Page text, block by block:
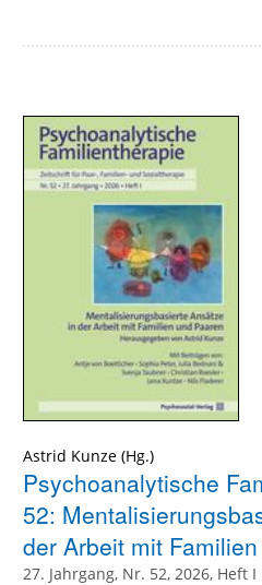
Astrid Kunze
Psychoanalytische
52:
der Arbeit mit
27. Jahrgang, Nr. 52, 2026, Heft I